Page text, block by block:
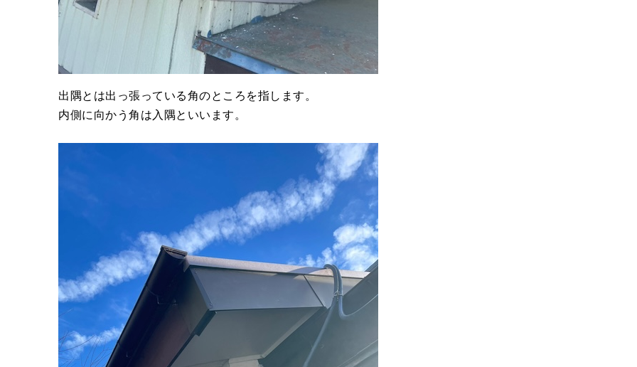
出隅とは出っ張っている角のところを指します。
内側に向かう角は入隅といいます。